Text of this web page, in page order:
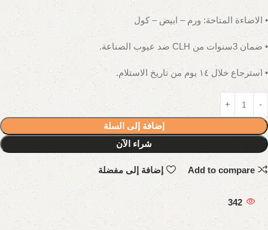
• الاضاءة المتاحة: ورم – ابيض – كول
• ضمان 3سنوات من CLH ضد عيوب الصناعة.
• استرجاع خلال ١٤ يوم من تاريخ الاستلام.
إضافة إلى السلة
شراء الآن
Add to compare إضافة إلى مفضلة
342